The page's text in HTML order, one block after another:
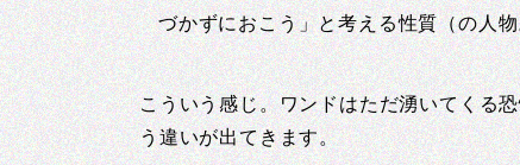
づかずにおこう」と考える性質（の人
こういう感じ。ワンドはただ湧いてくる
う違いが出てきます。